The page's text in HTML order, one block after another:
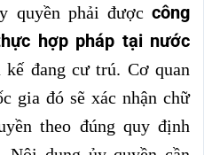
quyền phải đượccông
hợp pháp tại nước
đang cư trú. Cơ quan
gia đó sẽ xác nhận chữ
theo đúng quy định